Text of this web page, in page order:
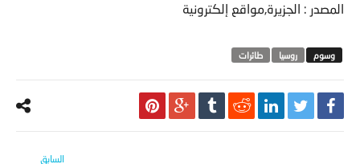
المصدر : الجزيرة,مواقع إلكترونية
روسيا طائرات